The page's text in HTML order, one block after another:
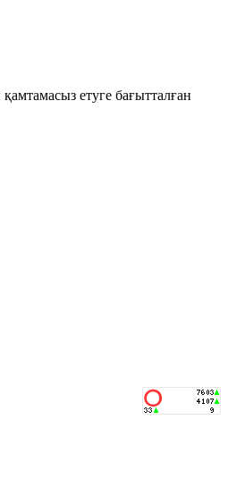
етуге бағытталған